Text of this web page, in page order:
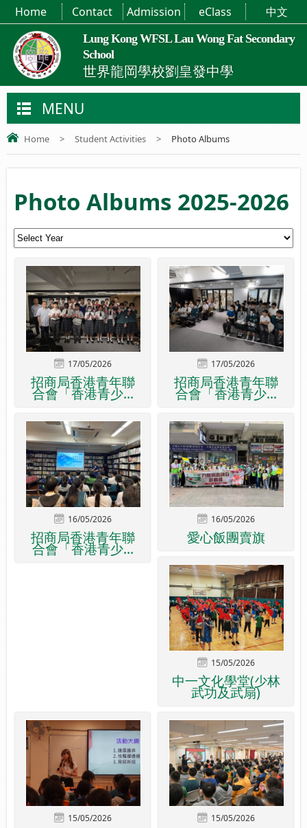
Lung Kong WFSL Lau Wong Fat Secondary
School
世界龍岡學校劉皇發中學
Home Contact Admission eClass 中文
MENU
Home > Student Activities > Photo Albums
Photo Albums 2025-2026
17/05/2026
招商局香港青年聯
合會「香港青少...
17/05/2026
招商局香港青年聯
合會「香港青少...
16/05/2026
招商局香港青年聯
合會「香港青少...
16/05/2026
愛心飯團賣旗
15/05/2026
中一文化學堂(少林
武功及武扇)
15/05/2026 15/05/2026